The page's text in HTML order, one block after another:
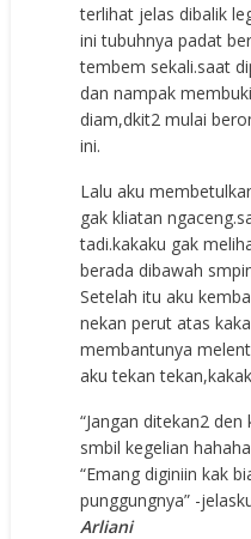
terlihat jelas dibalik
ini tubuhnya padat
tembem sekali.saat
dan nampak
diam,dkit2 mulai
ini.
Lalu aku
gak kliatan
tadi.kakaku gak
berada dibawah
Setelah itu aku
nekan perut atas
membantunya
aku tekan
“Jangan ditekan2
smbil kegelian hahaha
“Emang diginiin kak
punggungnya” -
Arliani